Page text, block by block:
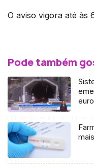
O aviso vigora até às
Pode também